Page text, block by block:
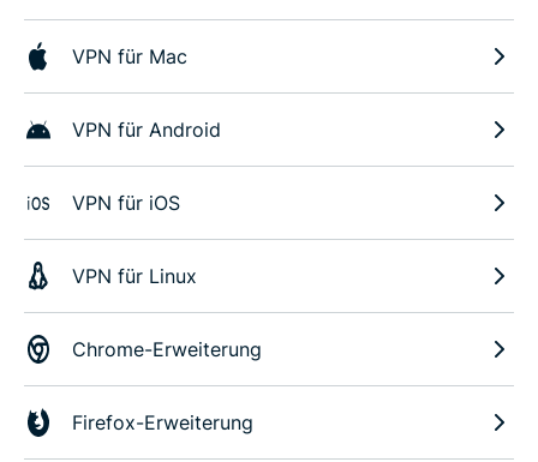
VPN für Mac
VPN für Android
VPN für iOS
VPN für Linux
Chrome-Erweiterung
Firefox-Erweiterung